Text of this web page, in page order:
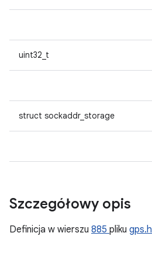
uint32_t
struct sockaddr_storage
Szczegółowy opis
Definicja w wierszu 885 pliku gps.h